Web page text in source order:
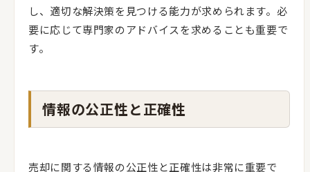
し、適切な解決策を見つける能力が求められます。必
要に応じて専門家のアドバイスを求めることも重要で
す。
情報の公正性と正確性
売却に関する情報の公正性と正確性は非常に重要で